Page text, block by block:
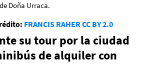
Doña Urraca.
FRANCIS RAHERCC BY 2.0
su tour por la ciudad
de alquiler con